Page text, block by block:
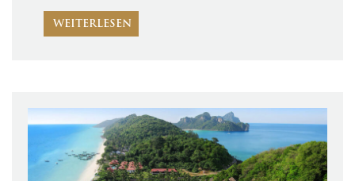
WEITERLESEN